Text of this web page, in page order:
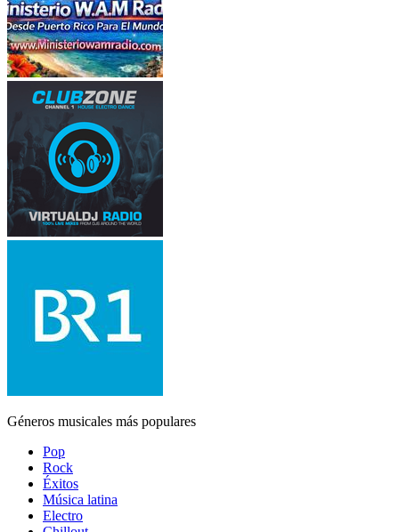
Géneros musicales más populares
Pop
Rock
Éxitos
Música latina
Electro